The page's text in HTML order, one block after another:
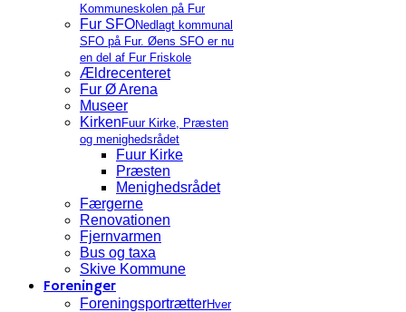
Kommuneskolen på Fur
Fur SFONedlagt kommunal
SFO på Fur. Øens SFO er nu
en del af Fur Friskole
Ældrecenteret
Fur Ø Arena
Museer
Kirken Fuur Kirke, Præsten
og menighedsrådet
Fuur Kirke
Præsten
Menighedsrådet
Færgerne
Renovationen
Fjernvarmen
Bus og taxa
Skive Kommune
Foreninger
ForeningsportrætterHver